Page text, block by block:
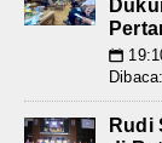
📅
Rudi